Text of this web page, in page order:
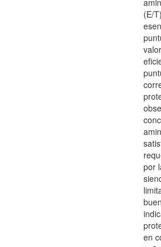
(E/
por
en